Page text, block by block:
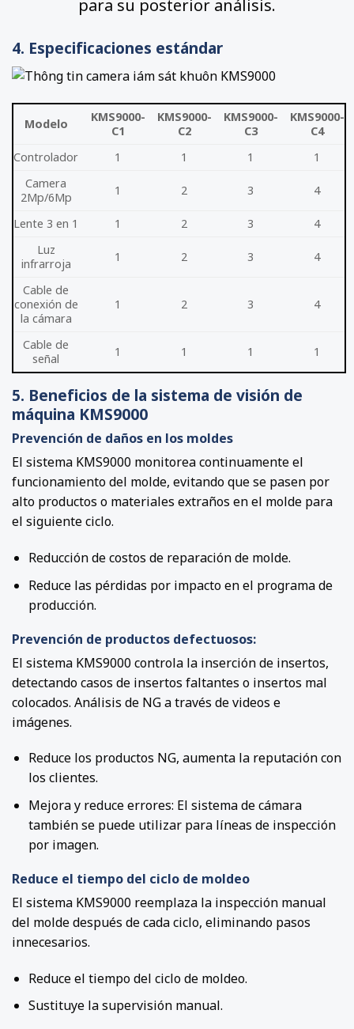
para su posterior análisis.
4. Especificaciones estándar
Modelo
KMS9000-
C1
KMS9000-
C2
KMS9000-
C3
KMS9000-
C4
Controlador
1 1 1
1
Camera
2Mp/6Mp
1 2 3 4
Lente 3 en 1 1 2 3
4
Luz
infrarroja
1 2 3 4
Cable de
conexión de
la cámara
1 2 3 4
Cable de
señal
1 1 1 1
5. Beneficios de la sistema de visión de
máquina KMS9000
Prevención de daños en los moldes
El sistema KMS9000 monitorea continuamente el
funcionamiento del molde, evitando que se pasen por
alto productos o materiales extraños en el molde para
el siguiente ciclo.
Reducción de costos de reparación de molde.
Reduce las pérdidas por impacto en el programa de
producción.
Prevención de productos defectuosos:
El sistema KMS9000 controla la inserción de insertos,
detectando casos de insertos faltantes o insertos mal
colocados. Análisis de NG a través de videos e
imágenes.
Reduce los productos NG, aumenta la reputación con
los clientes.
Mejora y reduce errores: El sistema de cámara
también se puede utilizar para líneas de inspección
por imagen.
Reduce el tiempo del ciclo de moldeo
El sistema KMS9000 reemplaza la inspección manual
del molde después de cada ciclo, eliminando pasos
innecesarios.
Reduce el tiempo del ciclo de moldeo.
Sustituye la supervisión manual.